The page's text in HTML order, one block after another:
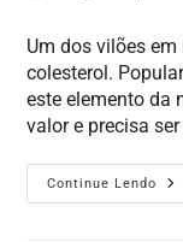
Um dos vilões
colesterol.
este elemento da
valor e precisa
Continue Lendo